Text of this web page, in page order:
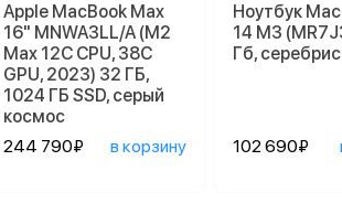
Apple MacBook Max
16" MNWA3LL/A (M2
Max 12C CPU, 38C
GPU, 2023) 32 ГБ,
1024 ГБ SSD, серый
космос
244 790₽
в корзину
Ноутбук
14 M3
Гб,
102 690₽